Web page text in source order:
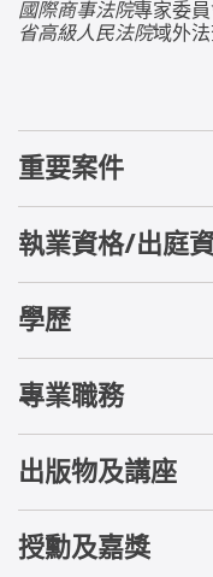
國際商事法院專家委員
省高級人民法院域外
重要案件
執業資格/出庭
學歷
專業職務
出版物及講座
授勳及嘉獎